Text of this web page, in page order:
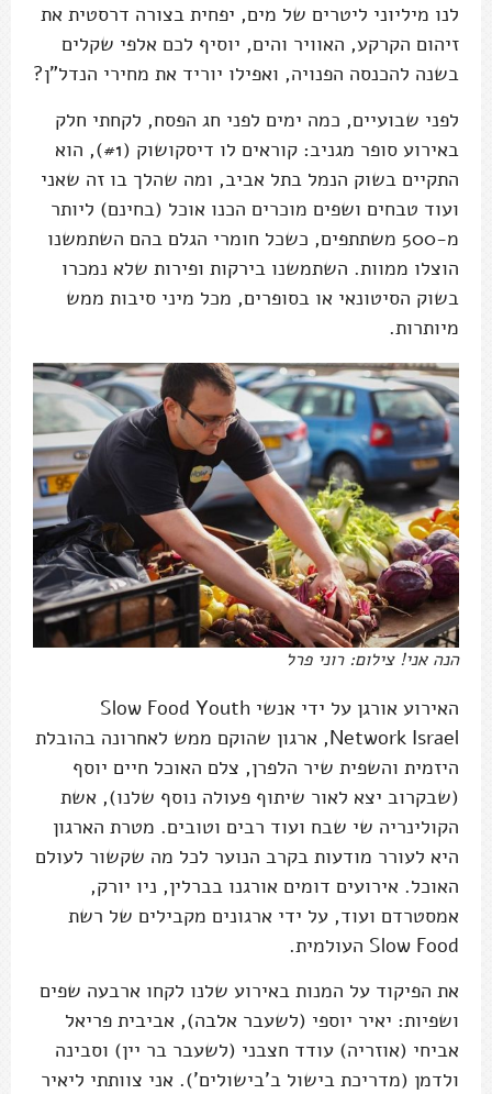
לנו מיליוני ליטרים של מים, יפחית בצורה דרסטית את
זיהום הקרקע, האוויר והים, יוסיף לכם אלפי שקלים
בשנה להכנסה הפנויה, ואפילו יוריד את מחירי הנדל"ן?
לפני שבועיים, כמה ימים לפני חג הפסח, לקחתי חלק
באירוע סופר מגניב: קוראים לו דיסקושוק (#1), הוא
התקיים בשוק הנמל בתל אביב, ומה שהלך בו זה שאני
ועוד טבחים ושפים מוכרים הכנו אוכל (בחינם) ליותר
מ-500 משתתפים, כשכל חומרי הגלם בהם השתמשנו
הוצלו ממוות. השתמשנו בירקות ופירות שלא נמכרו
בשוק הסיטונאי או בסופרים, מכל מיני סיבות ממש
מיותרות.
הנה אני! צילום: רוני פרל
האירוע אורגן על ידי אנשי Slow Food Youth
Network Israel, ארגון שהוקם ממש לאחרונה בהובלת
היזמית והשפית שיר הלפרן, צלם האוכל חיים יוסף
(שבקרוב יצא לאור שיתוף פעולה נוסף שלנו), אשת
הקולינריה שי שבח ועוד רבים וטובים. מטרת הארגון
היא לעורר מודעות בקרב הנוער לכל מה שקשור לעולם
האוכל. אירועים דומים אורגנו בברלין, ניו יורק,
אמסטרדם ועוד, על ידי ארגונים מקבילים של רשת
Slow Food העולמית.
את הפיקוד על המנות באירוע שלנו לקחו ארבעה שפים
ושפיות: יאיר יוספי (לשעבר אלבה), אביבית פריאל
אביחי (אוזריה) עודד חצבני (לשעבר בר יין) וסבינה
ולדמן (מדריכת בישול ב'בישולים'). אני צוותתי ליאיר